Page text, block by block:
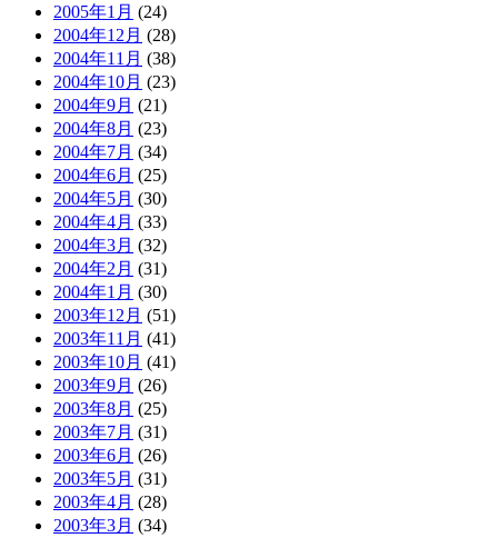
2005年1月 (24)
2004年12月 (28)
2004年11月 (38)
2004年10月 (23)
2004年9月 (21)
2004年8月 (23)
2004年7月 (34)
2004年6月 (25)
2004年5月 (30)
2004年4月 (33)
2004年3月 (32)
2004年2月 (31)
2004年1月 (30)
2003年12月 (51)
2003年11月 (41)
2003年10月 (41)
2003年9月 (26)
2003年8月 (25)
2003年7月 (31)
2003年6月 (26)
2003年5月 (31)
2003年4月 (28)
2003年3月 (34)